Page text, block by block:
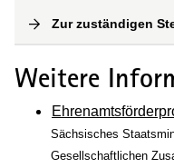
Zur zuständigen
Weitere
Sächsisches
Gesellschaftlichen